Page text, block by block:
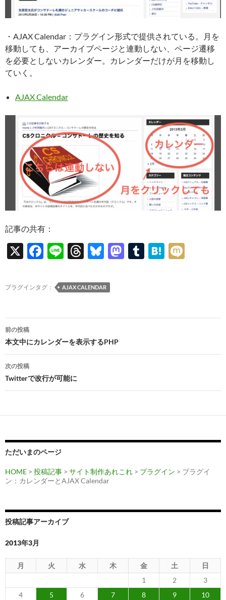
・AJAX Calendar：プラグイン形式で提供されている。月を
移動しても、アーカイブページと連動しない、ページ遷移
を必要としないカレンダー。カレンダーだけが月を移動し
ていく。
AJAX Calendar
記事の共有：
X
F
e
o
k
Li
e
T
e
ds
Bl
es
y
M
o
T
r
H
a
プラグインタグ： AJAX CALENDAR
投
稿
ナ
ビ
ー
ョ
ン
前の投稿
本文中にカレンダーを表示するPHP
次の投稿
Twitterで改行が可能に
ただいまのページ
HOME > 投稿記事 > サイト制作あれこれ > プラグイン > プラグイ
ン：カレンダーとAJAX Calendar
投稿記事アーカイブ
2013年3月
月 火 水 木 金 土
日
1
2
3
4
5 6 7 8 9
10